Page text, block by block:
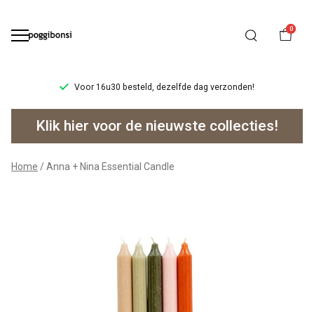
0
Voor 16u30 besteld, dezelfde dag verzonden!
Anna
+
Nina
Poggibonsi
Klik hier voor de nieuwste collecties!
Home Anna + Nina Essential Candle